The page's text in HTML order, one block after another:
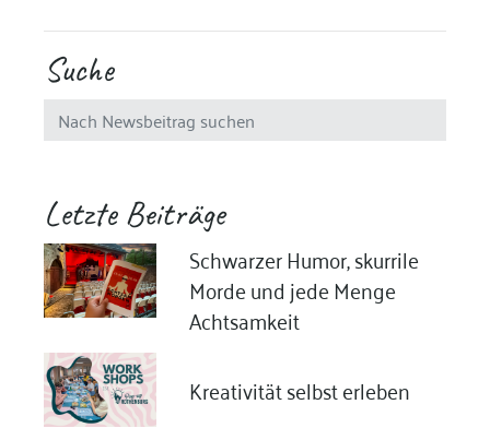
Suche
Letzte Beiträge
Schwarzer Humor, skurrile
Morde und jede Menge
Achtsamkeit
Kreativität selbst erleben